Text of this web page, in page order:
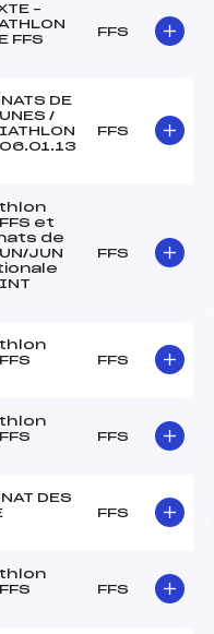
–
FFS
FFS
DE
/
06.01.13
FFS
et
de
JUN
FFS
FFS
FFS
DES
FFS
FFS